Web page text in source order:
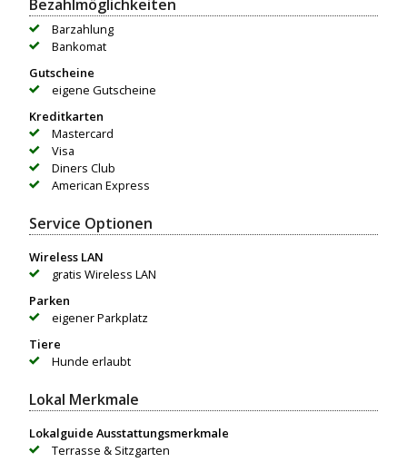
Bezahlmöglichkeiten
Barzahlung
Bankomat
Gutscheine
eigene Gutscheine
Kreditkarten
Mastercard
Visa
Diners Club
American Express
Service Optionen
Wireless LAN
gratis Wireless LAN
Parken
eigener Parkplatz
Tiere
Hunde erlaubt
Lokal Merkmale
Lokalguide Ausstattungsmerkmale
Terrasse & Sitzgarten